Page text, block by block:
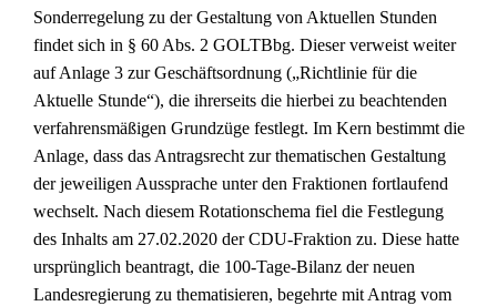
Sonderregelung zu der Gestaltung von Aktuellen Stunden
findet sich in § 60 Abs. 2 GOLTBbg. Dieser verweist weiter
auf Anlage 3 zur Geschäftsordnung („Richtlinie für die
Aktuelle Stunde“), die ihrerseits die hierbei zu beachtenden
verfahrensmäßigen Grundzüge festlegt. Im Kern bestimmt die
Anlage, dass das Antragsrecht zur thematischen Gestaltung
der jeweiligen Aussprache unter den Fraktionen fortlaufend
wechselt. Nach diesem Rotationschema fiel die Festlegung
des Inhalts am 27.02.2020 der CDU-Fraktion zu. Diese hatte
ursprünglich beantragt, die 100-Tage-Bilanz der neuen
Landesregierung zu thematisieren, begehrte mit Antrag vom